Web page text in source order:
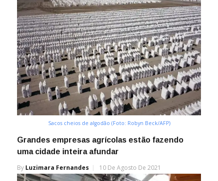
Sacos cheios de algodão (Foto: Robyn Beck/AFP)
Grandes empresas agrícolas estão fazendo
uma cidade inteira afundar
By Luzimara Fernandes 10 De Agosto De 2021